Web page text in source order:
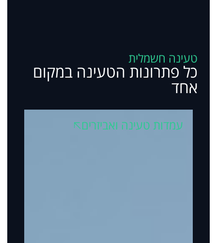
טעינה חשמלית
כל פתרונות הטעינה במקום
אחד
עמדות טעינה ואביזרים